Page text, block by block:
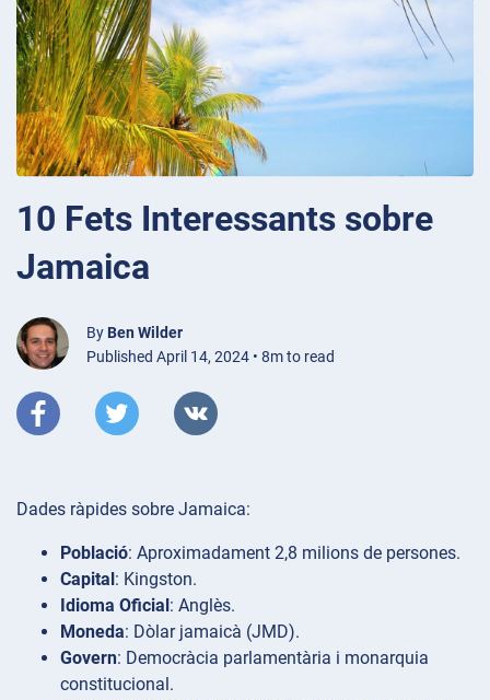
10 Fets Interessants sobre
Jamaica
By Ben Wilder
Published April 14, 2024 • 8m to read
Dades ràpides sobre Jamaica:
Població: Aproximadament 2,8 milions de persones.
Capital: Kingston.
Idioma Oficial: Anglès.
Moneda: Dòlar jamaicà (JMD).
Govern: Democràcia parlamentària i monarquia
constitucional.